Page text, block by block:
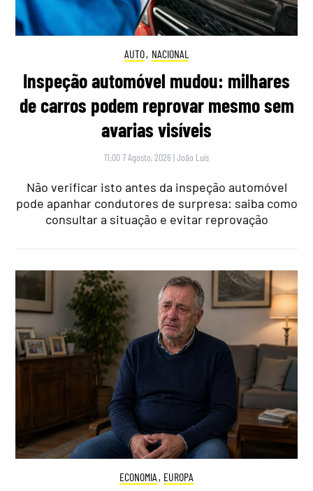
AUTO, NACIONAL
Inspeção automóvel mudou: milhares
de carros podem reprovar mesmo sem
avarias visíveis
11:00 7 Agosto, 2026 |João Luís
Não verificar isto antes da inspeção automóvel
pode apanhar condutores de surpresa: saiba como
consultar a situação e evitar reprovação
ECONOMIA , EUROPA